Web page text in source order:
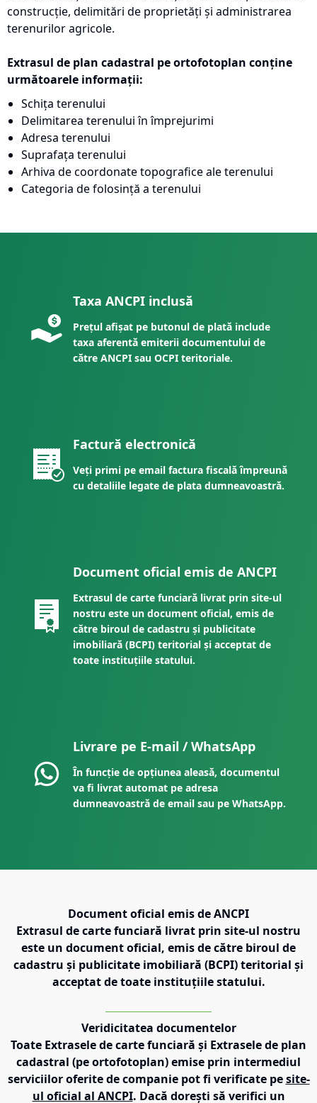
construcție, delimitări de proprietăți și administrarea
terenurilor agricole.
Extrasul de plan cadastral pe ortofotoplan conține
următoarele informații:
Schița terenului
Delimitarea terenului în împrejurimi
Adresa terenului
Suprafața terenului
Arhiva de coordonate topografice ale terenului
Categoria de folosință a terenului
Taxa ANCPI inclusă
Prețul afișat pe butonul de plată include
taxa aferentă emiterii documentului de
către ANCPI sau OCPI teritoriale.
Factură electronică
Veți primi pe email factura fiscală împreună
cu detaliile legate de plata dumneavoastră.
Document oficial emis de ANCPI
Extrasul de carte funciară livrat prin site-ul
nostru este un document oficial, emis de
către biroul de cadastru și publicitate
imobiliară (BCPI) teritorial și acceptat de
toate instituțiile statului.
Livrare pe E-mail / WhatsApp
În funcție de opțiunea aleasă, documentul
va fi livrat automat pe adresa
dumneavoastră de email sau pe WhatsApp.
Document oficial emis de ANCPI
Extrasul de carte funciară livrat prin site-ul nostru
este un document oficial, emis de către biroul de
cadastru și publicitate imobiliară (BCPI) teritorial și
acceptat de toate instituțiile statului.
Veridicitatea documentelor
Toate Extrasele de carte funciară și Extrasele de plan
cadastral (pe ortofotoplan) emise prin intermediul
serviciilor oferite de companie pot fi verificate pe site-
ul oficial al ANCPI. Dacă dorești să verifici un